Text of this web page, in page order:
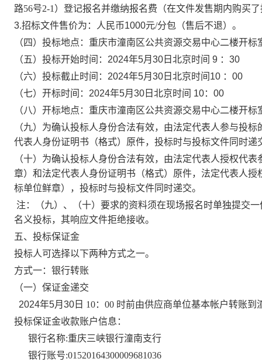
路56号2-1）登记报名并缴纳报名费（在文件发售期内购买了
3.招标文件售价为：人民币1000元/分包（售后不退）。
（四）投标地点： 重庆市潼南区公共资源交易中心二楼开
（五）投标开始时间： 2024年5月 30 日北京时间 9 ： 30
（六）投标截止时间： 2024年5月 30 日北京时间 10 ： 00
（七）开标时间： 2024年5月 30 日北京时间 10： 00
（八）开标地点： 重庆市潼南区公共资源交易中心二楼开
（九）为确认投标人身份合法有效，由法定代表人参与投
代表人身份证明书（格式）原件， 投标时与投标文件同时递
（十）为确认投标人身份合法有效，由法定代表人授权代
章）和法定代表人身份证明书（格式）原件，法定代表人
标单位鲜章）， 投标时与投标文件同时递交。
注：（九）、（十）要求的资料须在现场报名时单独提交
名义投标，其响应文件拒绝接收。
五、投标保证金
投标人可选择以下两种方式之一。
方式一：银行转账
（一） 保证金递交
2024年5月 30 日 10：00 时前由供应商单位基本帐户转账到
投标保证金收款账户信息：
银行名称:重庆三峡银行潼南支行
银行账号:01520164300009681036